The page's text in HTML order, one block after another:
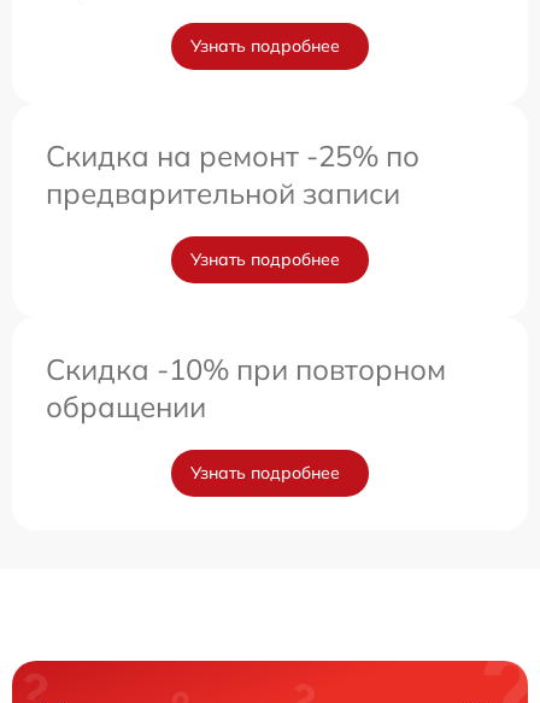
Узнать подробнее
Скидка на ремонт -25% по
предварительной записи
Узнать подробнее
Скидка -10% при повторном
обращении
Узнать подробнее